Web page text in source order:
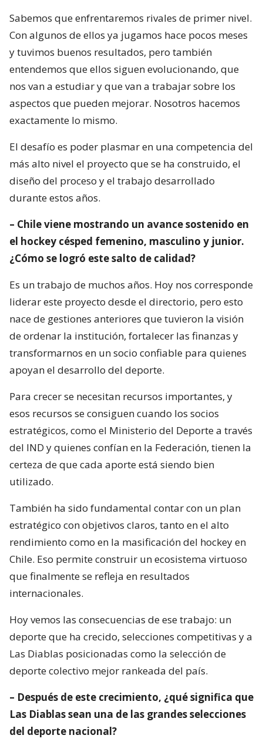
Sabemos que enfrentaremos rivales de primer nivel.
Con algunos de ellos ya jugamos hace pocos meses
y tuvimos buenos resultados, pero también
entendemos que ellos siguen evolucionando, que
nos van a estudiar y que van a trabajar sobre los
aspectos que pueden mejorar. Nosotros hacemos
exactamente lo mismo.
El desafío es poder plasmar en una competencia del
más alto nivel el proyecto que se ha construido, el
diseño del proceso y el trabajo desarrollado
durante estos años.
– Chile viene mostrando un avance sostenido en
el hockey césped femenino, masculino y junior.
¿Cómo se logró este salto de calidad?
Es un trabajo de muchos años. Hoy nos corresponde
liderar este proyecto desde el directorio, pero esto
nace de gestiones anteriores que tuvieron la visión
de ordenar la institución, fortalecer las finanzas y
transformarnos en un socio confiable para quienes
apoyan el desarrollo del deporte.
Para crecer se necesitan recursos importantes, y
esos recursos se consiguen cuando los socios
estratégicos, como el Ministerio del Deporte a través
del IND y quienes confían en la Federación, tienen la
certeza de que cada aporte está siendo bien
utilizado.
También ha sido fundamental contar con un plan
estratégico con objetivos claros, tanto en el alto
rendimiento como en la masificación del hockey en
Chile. Eso permite construir un ecosistema virtuoso
que finalmente se refleja en resultados
internacionales.
Hoy vemos las consecuencias de ese trabajo: un
deporte que ha crecido, selecciones competitivas y a
Las Diablas posicionadas como la selección de
deporte colectivo mejor rankeada del país.
– Después de este crecimiento, ¿qué significa que
Las Diablas sean una de las grandes selecciones
del deporte nacional?